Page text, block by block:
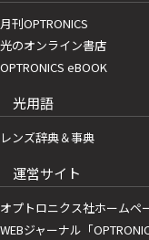
月刊OPTRONICS
光のオンライン書店
OPTRONICS eBOOK
光用語
レンズ辞典＆事典
運営サイト
オプトロニクス社ホームペ
WEBジャーナル「